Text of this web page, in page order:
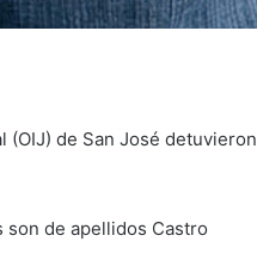
de San José detuvieron
son de apellidos Castro